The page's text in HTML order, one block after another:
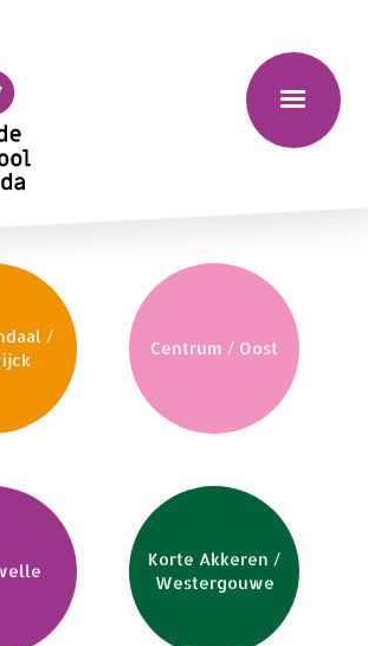
/
Centrum / Oost
Korte Akkeren /
Westergouwe